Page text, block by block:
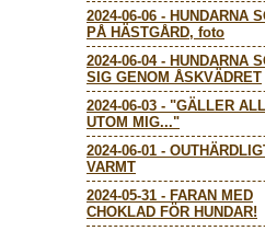
2024-06-06 - HUNDARNA
PÅ HÄSTGÅRD, foto
2024-06-04- HUNDARNA
SIG GENOM ÅSKVÄDRET
2024-06-03 - "GÄLLER
UTOM MIG..."
2024-06-01 -
VARMT
2024-05-31 - FARAN MED
CHOKLAD FÖR HUNDAR!